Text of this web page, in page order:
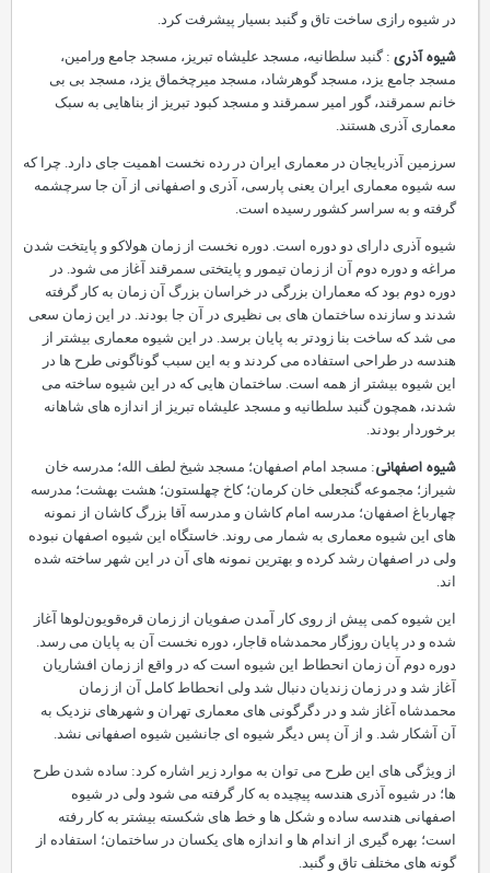
در شیوه رازی ساخت تاق و گنبد بسیار پیشرفت کرد.
شیوه آذری: گنبد سلطانیه، مسجد علیشاه تبریز، مسجد جامع ورامین،
مسجد جامع یزد، مسجد گوهرشاد، مسجد میرچخماق یزد، مسجد بی بی
خانم سمرقند، گور امیر سمرقند و مسجد کبود تبریز از بناهایی به سبک
معماری آذری هستند.
سرزمین آذربایجان در معماری ایران در رده نخست اهمیت جای دارد. چرا که
سه شیوه معماری ایران یعنی پارسی، آذری و اصفهانی از آن جا سرچشمه
گرفته و به سراسر کشور رسیده است.
شیوه آذری دارای دو دوره است. دوره نخست از زمان هولاکو و پایتخت شدن
مراغه و دوره دوم آن از زمان تیمور و پایتختی سمرقند آغاز می شود. در
دوره دوم بود که معماران بزرگی در خراسان بزرگ آن زمان به کار گرفته
شدند و سازنده ساختمان های بی نظیری در آن جا بودند. در این زمان سعی
می شد که ساخت بنا زودتر به پایان برسد. در این شیوه معماری بیشتر از
هندسه در طراحی استفاده می کردند و به این سبب گوناگونی طرح ها در
این شیوه بیشتر از همه است. ساختمان هایی که در این شیوه ساخته می
شدند، همچون گنبد سلطانیه و مسجد علیشاه تبریز از اندازه های شاهانه
برخوردار بودند.
شیوه اصفهانی: مسجد امام اصفهان؛ مسجد شیخ لطف الله؛ مدرسه خان
شیراز؛ مجموعه گنجعلی خان کرمان؛ کاخ چهلستون؛ هشت بهشت؛ مدرسه
چهارباغ اصفهان؛ مدرسه امام کاشان و مدرسه آقا بزرگ کاشان از نمونه
های این شیوه معماری به شمار می روند. خاستگاه این شیوه اصفهان نبوده
ولی در اصفهان رشد کرده و بهترین نمونه های آن در این شهر ساخته شده
این شیوه کمی پیش از روی کار آمدن صفویان از زمان قره‌قویون‌لوها آغاز
شده و در پایان روزگار محمدشاه قاجار، دوره نخست آن به پایان می رسد.
دوره دوم آن زمان انحطاط این شیوه است که در واقع از زمان افشاریان
آغاز شد و در زمان زندیان دنبال شد ولی انحطاط کامل آن از زمان
محمدشاه آغاز شد و در دگرگونی های معماری تهران و شهرهای نزدیک به
آن آشکار شد. و از آن پس دیگر شیوه ای جانشین شیوه اصفهانی نشد.
از ویژگی های این طرح می توان به موارد زیر اشاره کرد: ساده شدن طرح
ها؛ در شیوه آذری هندسه پیچیده به کار گرفته می شود ولی در شیوه
اصفهانی هندسه ساده و شکل ها و خط های شکسته بیشتر به کار رفته
است؛ بهره گیری از اندام ها و اندازه های یکسان در ساختمان؛ استفاده از
گونه های مختلف تاق و گنبد.